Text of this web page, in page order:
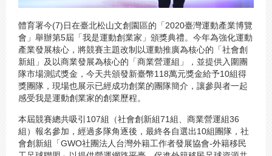
體育署今(7)日在臺北松山文創園區的「2020臺灣運動產業博覽
會」舉辦第5屆「我是運動創業家」頒獎典禮。今年為強化運動
產業發展核心，將競賽主題改制以運動推廣為核心的「社會創
新組」及以商業發展為核心的「商業營運組」，並提供入圍團
隊市場測試獎金，今天共頒發新臺幣118萬元獎金給予10組得
獎團隊，現場也展示已經成功創業的團隊簡介，讓參與者一起
感受我是運動創業家的創業歷程。
本屆競賽總共吸引107組（社會創新組71組、商業營運組36
組）報名參加，經過多隊角逐後，最終各自選出10組團隊，社
會創新組「GWO社團法人台灣外籍工作者發展協會-外籍移民